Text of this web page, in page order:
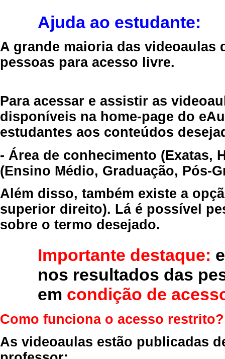
Ajuda ao estudante:
A grande maioria das videoaulas
pessoas para acesso livre.
Para acessar e assistir as
disponíveis na home-page do
estudantes aos conteúdos
- Área de conhecimento (Exatas,
(Ensino Médio, Graduação, Pós-
Além disso, também existe a
superior direito). Lá é possível
sobre o termo desejado.
Importante destaque:
nos resultados das
em condição de
Como funciona o acesso restrito?
As videoaulas estão publicadas